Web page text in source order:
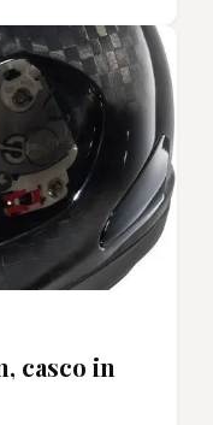
casco in